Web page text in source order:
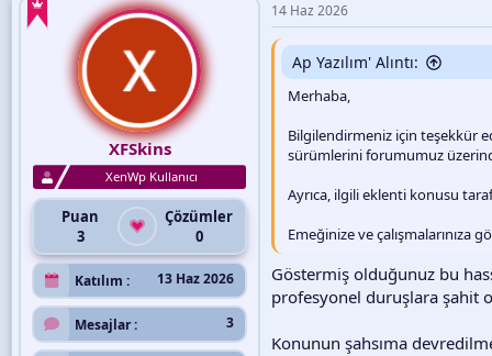
i
l
e
r
XFSkins
XenWp Kullanıcı
Puan
3
Çözümler
0
Katılım 13 Haz 2026
Mesajlar 3
14 Haz 2026
Ap Yazılım' Alıntı:
Merhaba,
Bilgilendirmeniz için teşekkür
sürümlerini forumumuz
Ayrıca, ilgili eklenti konusu
Emeğinize ve çalışmalarınıza
Göstermiş olduğunuz bu
profesyonel duruşlara şahit
Konunun şahsıma